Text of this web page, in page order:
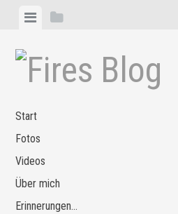
Zum
springen
MenüSeitenleiste
Start
Fotos
Videos
Über mich
Erinnerungen…